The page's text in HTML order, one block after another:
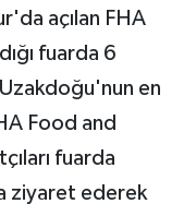
açılan FHA
fuarda 6
en
Food and
fuarda
ziyaret ederek